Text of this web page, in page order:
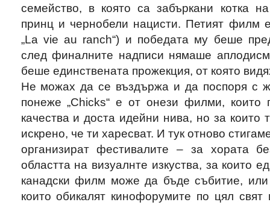
семейство, в която са забъркани котка
принц и чернобели нацисти. Петият филм
„La vie au ranch“) и победата му беше
след финалните надписи нямаше
беше единствената прожекция, от която
Не можах да се въздържа и да поспоря с
понеже „Chicks“ е от онези филми, които
качества и доста идейни нива, но за
искрено, че ти харесват. И тук отново
организират фестивалите – за хората
областта на визуалнте изкуства, за които
канадски филм може да бъде събитие, или
които обикалят кинофорумите по цял